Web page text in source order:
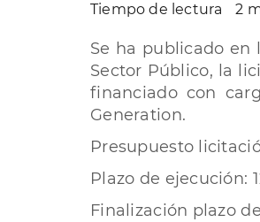
Tiempo de lectura 2
Se ha publicado en
Sector Público, la
financiado con
Generation.
Presupuesto
Plazo de ejecución:
Finalización plazo